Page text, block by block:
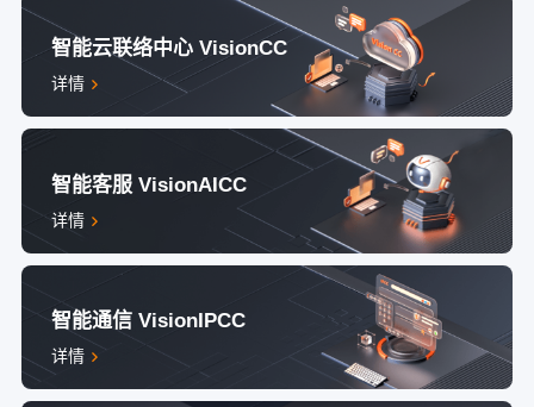
智能云联络中心 VisionCC
详情
智能客服 VisionAICC
详情
智能通信 VisionIPCC
详情